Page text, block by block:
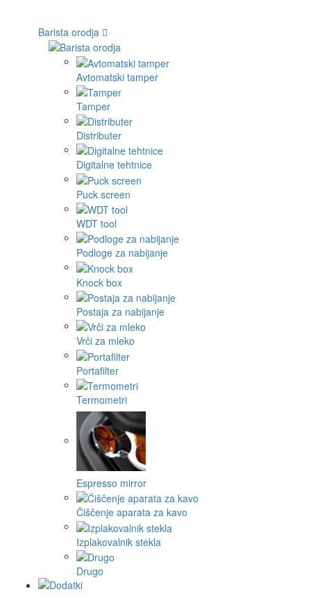
Barista orodja
Avtomatski tamper
Tamper
Distributer
Digitalne tehtnice
Puck screen
WDT tool
Podloge za nabijanje
Knock box
Postaja za nabijanje
Vrči za mleko
Portafilter
Termometri
Espresso mirror
Čiščenje aparata za kavo
Izplakovalnik stekla
Drugo